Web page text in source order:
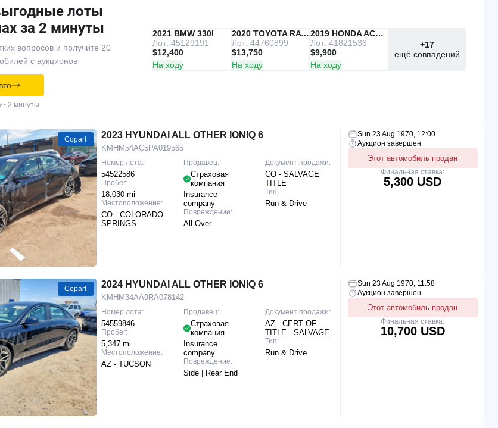
лоты
за 2 минуты
вопросов и получите 20
с аукционов
IAAI
РЕКОМЕНДУЕМ
2021 BMW 330I
Лот: 45129191
$12,400
На ходу
IAAI
2020 TOYOTA RAV4
Лот: 44760899
$13,750
На ходу
Copart
2019 HONDA ACCORD
Лот: 41821536
$9,900
На ходу
+17
ещё совпадений
~ 2 минуты
Copart 2023 HYUNDAI ALL OTHER IONIQ 6
KMHM54AC5PA019565
Номер лота:
54522586
Пробег:
18,030 mi
Местоположение:
CO - COLORADO
SPRINGS
Продавец:
Страховая
компания
Insurance
company
Повреждение:
All Over
Документ продажи:
CO - SALVAGE
TITLE
Тип:
Run & Drive
Sun 23 Aug 1970, 12:00
Аукцион завершен
Этот автомобиль продан
Финальная ставка:
5,300 USD
Copart 2024 HYUNDAI ALL OTHER IONIQ 6
KMHM34AA9RA078142
Номер лота:
54559846
Пробег:
5,347 mi
Местоположение:
AZ - TUCSON
Продавец:
Страховая
компания
Insurance
company
Повреждение:
Side | Rear End
Документ продажи:
AZ - CERT OF
TITLE - SALVAGE
Тип:
Run & Drive
Sun 23 Aug 1970, 11:58
Аукцион завершен
Этот автомобиль продан
Финальная ставка:
10,700 USD